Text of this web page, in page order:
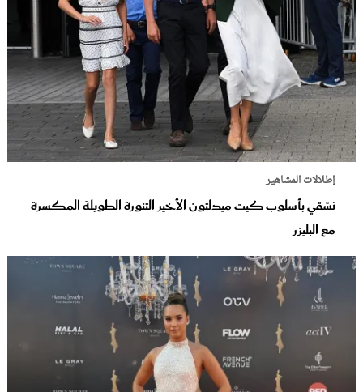
إطلالات المشاهير
نسّقي بأسلوب كيت ميدلتون الأخير التنورة الطويلة المكسرة
مع البليزر